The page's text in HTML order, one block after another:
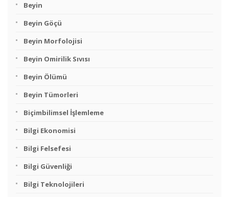
Beyin
Beyin Göçü
Beyin Morfolojisi
Beyin Omirilik Sıvısı
Beyin Ölümü
Beyin Tümorleri
Biçimbilimsel İşlemleme
Bilgi Ekonomisi
Bilgi Felsefesi
Bilgi Güvenliği
Bilgi Teknolojileri